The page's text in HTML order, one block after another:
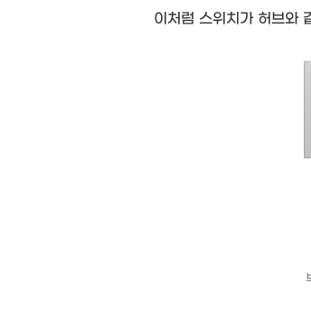
이처럼 스위치가 허브와